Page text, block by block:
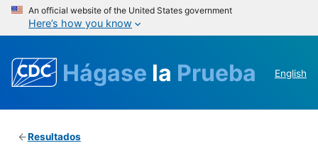
An official website of the United States government
Here’s how you know
Hágase la Prueba English
Resultados